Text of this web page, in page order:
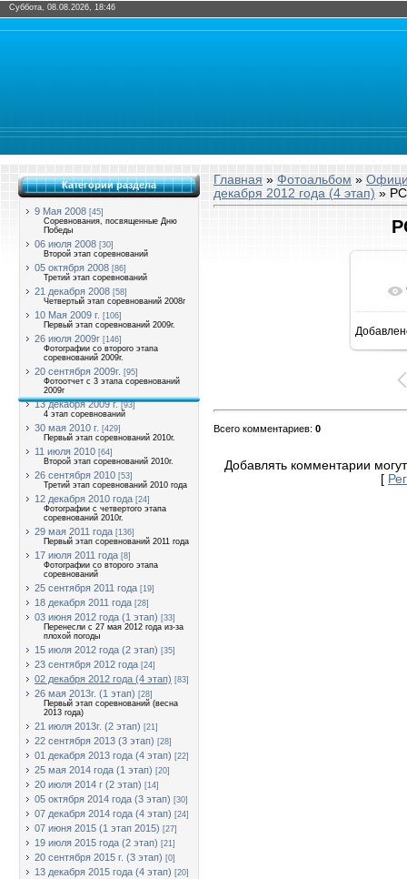
Суббота, 08.08.2026, 18:46
Категории раздела
9 Мая 2008 [45]
Соревнования, посвященные Дню
Победы
06 июля 2008 [30]
Второй этап соревнований
05 октября 2008 [86]
Третий этап соревнований
21 декабря 2008 [58]
Четвертый этап соревнований 2008г
10 Мая 2009 г. [106]
Первый этап соревнований 2009г.
26 июля 2009г [146]
Фотографии со второго этапа
соревнований 2009г.
20 сентября 2009г. [95]
Фотоотчет с 3 этапа соревнований
2009г
13 декабря 2009 г. [93]
4 этап соревнований
30 мая 2010 г. [429]
Первый этап соревнований 2010г.
11 июля 2010 [64]
Второй этап соревнований 2010г.
26 сентября 2010 [53]
Третий этап соревнований 2010 года
12 декабря 2010 года [24]
Фотографии с четвертого этапа
соревнований 2010г.
29 мая 2011 года [136]
Первый этап соревнований 2011 года
17 июля 2011 года [8]
Фотографии со второго этапа
соревнований
25 сентября 2011 года [19]
18 декабря 2011 года [28]
03 июня 2012 года (1 этап) [33]
Перенесли с 27 мая 2012 года из-за
плохой погоды
15 июля 2012 года (2 этап) [35]
23 сентября 2012 года [24]
02 декабря 2012 года (4 этап) [83]
26 мая 2013г. (1 этап) [28]
Первый этап соревнований (весна
2013 года)
21 июля 2013г. (2 этап) [21]
22 сентября 2013 (3 этап) [28]
01 декабря 2013 года (4 этап) [22]
25 мая 2014 года (1 этап) [20]
20 июля 2014 г (2 этап) [14]
05 октября 2014 года (3 этап) [30]
07 декабря 2014 года (4 этап) [24]
07 июня 2015 (1 этап 2015) [27]
19 июля 2015 года (2 этап) [21]
20 сентября 2015 г. (3 этап) [0]
13 декабря 2015 года (4 этап) [20]
Главная » Фотоальбом »
декабря 2012 года (4 этап) »
Всего комментариев: 0
Добавлять комментарии
[